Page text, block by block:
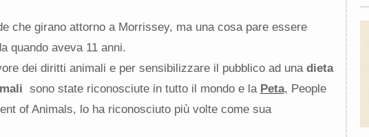
che girano attorno a Morrissey, ma una cosa pare essere
quando aveva 11 anni.
dei diritti animali e per sensibilizzare il pubblico ad una dieta
sono state riconosciute in tutto il mondo e la Peta, People
of Animals, lo ha riconosciuto più volte come sua